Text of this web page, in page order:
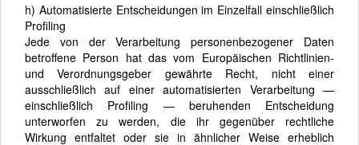
h) Automatisierte Entscheidungen im Einzelfall einschließlich
Profiling
Jede von der Verarbeitung personenbezogener Daten
betroffene Person hat das vom Europäischen Richtlinien-
und Verordnungsgeber gewährte Recht, nicht einer
ausschließlich auf einer automatisierten Verarbeitung —
einschließlich Profiling — beruhenden Entscheidung
unterworfen zu werden, die ihr gegenüber rechtliche
Wirkung entfaltet oder sie in ähnlicher Weise erheblich